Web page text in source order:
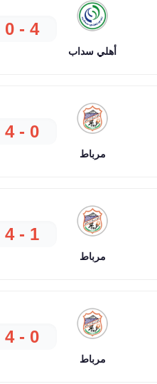
أهلي سداب
4 - 0
مرباط
0 - 4
مرباط
1 - 4
مرباط
0 - 4